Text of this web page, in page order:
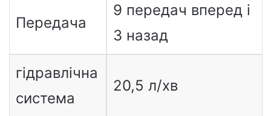
Передача
9 передач вперед і
3 назад
гідравлічна
система
20,5 л/хв